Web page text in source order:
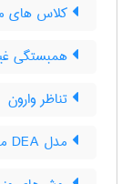
کلاس های
همبستگی
تناظر وارون
مدل DEA معکوس